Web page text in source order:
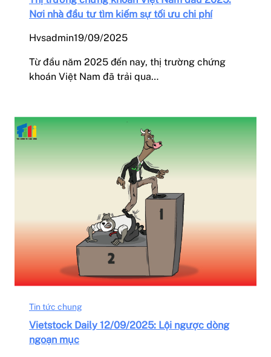
Nơi nhà đầu tư tìm kiếm sự tối ưu chi phí
Hvsadmin19/09/2025
Từ đầu năm 2025 đến nay, thị trường chứng
khoán Việt Nam đã trải qua…
Tin tức chung
Vietstock Daily 12/09/2025: Lội ngược dòng
ngoạn mục